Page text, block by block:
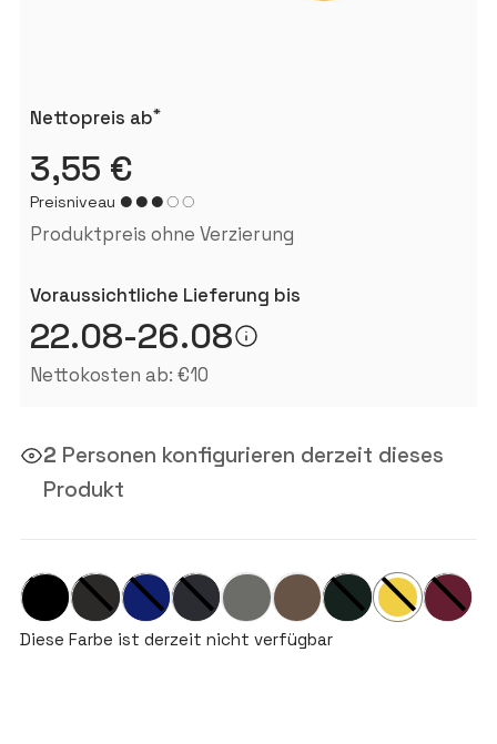
Nettopreis ab*
3,55 €
Preisniveau
Produktpreis ohne Verzierung
Voraussichtliche Lieferung bis
22.08-26.08
Nettokosten ab: €10
2 Personen konfigurieren derzeit dieses
Produkt
Diese Farbe ist derzeit nicht verfügbar